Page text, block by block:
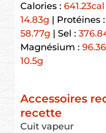
Calories : 641.23cal
14.83g | Protéines :
58.77g | Sel :
Magnésium : 96.36
10.5g
Accessoires
recette
Cuit vapeur